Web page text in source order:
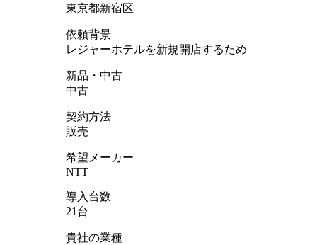
東京都新宿区
依頼背景
レジャーホテルを新規開店するため
新品・中古
中古
契約方法
販売
希望メーカー
NTT
導入台数
21台
貴社の業種